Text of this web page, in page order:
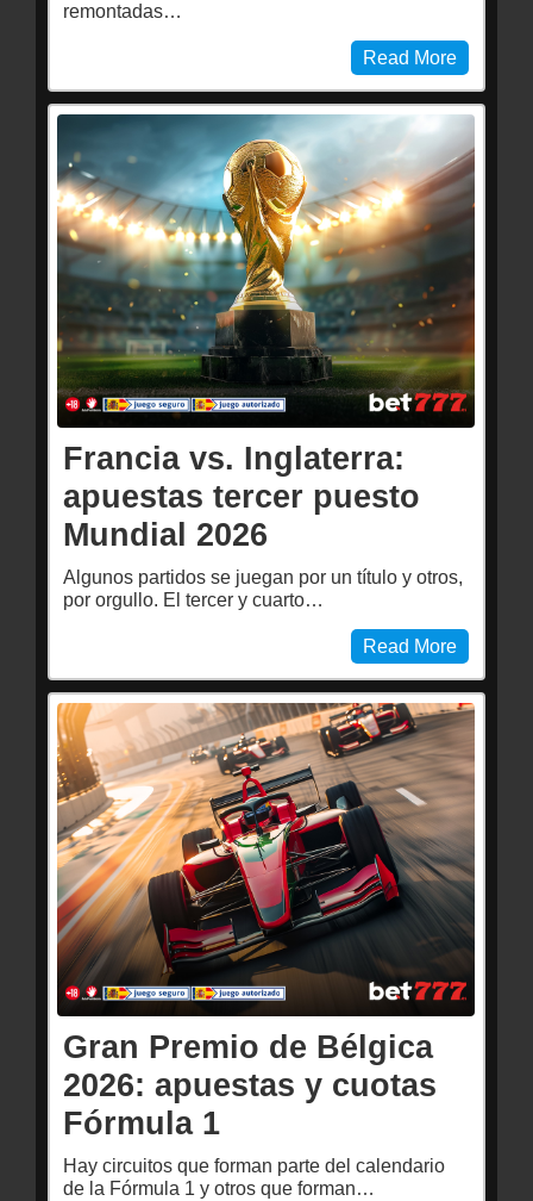
remontadas…
Read More
Francia vs. Inglaterra:
apuestas tercer puesto
Mundial 2026
Algunos partidos se juegan por un título y otros,
por orgullo. El tercer y cuarto…
Read More
Gran Premio de Bélgica
2026: apuestas y cuotas
Fórmula 1
Hay circuitos que forman parte del calendario
de la Fórmula 1 y otros que forman…